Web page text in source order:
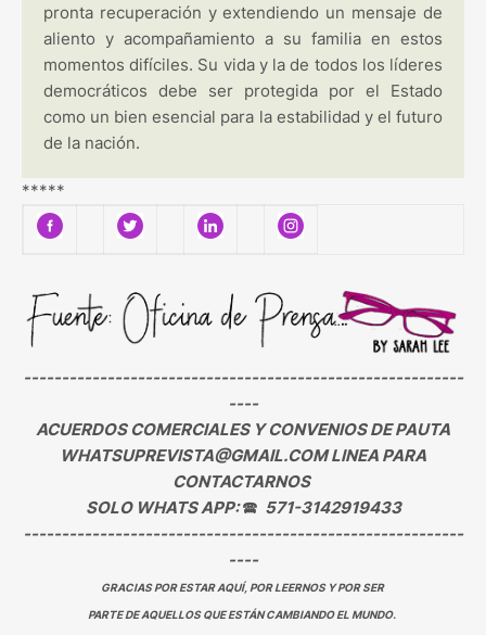
pronta recuperación y extendiendo un mensaje de
aliento y acompañamiento a su familia en estos
momentos difíciles. Su vida y la de todos los líderes
democráticos debe ser protegida por el Estado
como un bien esencial para la estabilidad y el futuro
de la nación.
*****
----------------------------------------------------------
----
ACUERDOS COMERCIALES Y CONVENIOS DE PAUTA
WHATSUPREVISTA@GMAIL.COM LINEA PARA
CONTACTARNOS
SOLO WHATS APP:🕿 571-3142919433
----------------------------------------------------------
----
GRACIAS POR ESTAR AQUÍ, POR LEERNOS Y POR SER
PARTE DE AQUELLOS QUE ESTÁN CAMBIANDO EL MUNDO.